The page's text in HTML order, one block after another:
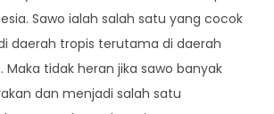
Sawo ialah salah satu yang cocok
daerah tropis terutama di daerah
tidak heran jika sawo banyak
dan menjadi salah satu